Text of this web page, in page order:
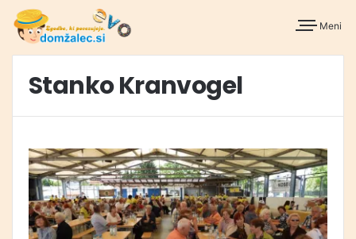
Meni
Stanko Kranvogel